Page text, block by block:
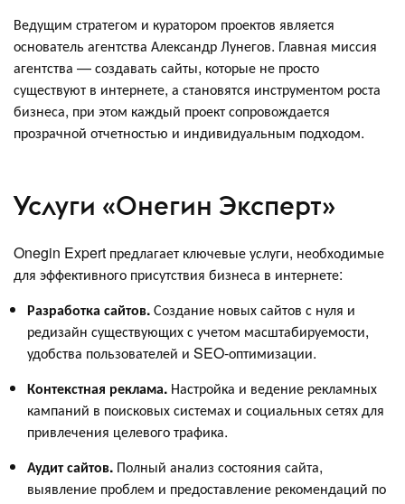
Ведущим стратегом и куратором проектов является
основатель агентства Александр Лунегов. Главная миссия
агентства — создавать сайты, которые не просто
существуют в интернете, а становятся инструментом роста
бизнеса, при этом каждый проект сопровождается
прозрачной отчетностью и индивидуальным подходом.
Услуги «Онегин Эксперт»
Onegin Expert предлагает ключевые услуги, необходимые
для эффективного присутствия бизнеса в интернете:
Разработка сайтов.Создание новых сайтов с нуля и
редизайн существующих с учетом масштабируемости,
удобства пользователей и SEO-оптимизации.
Контекстная реклама. Настройка и ведение рекламных
кампаний в поисковых системах и социальных сетях для
привлечения целевого трафика.
Аудит сайтов. Полный анализ состояния сайта,
выявление проблем и предоставление рекомендаций по